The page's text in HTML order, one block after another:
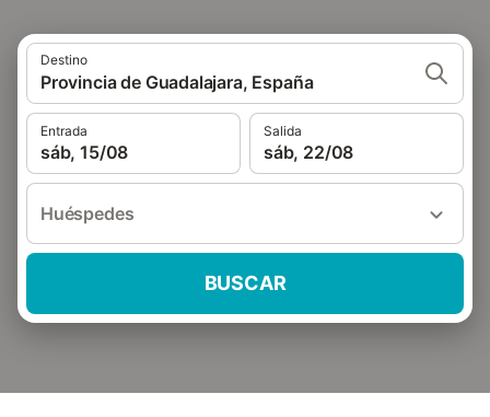
Destino
Provincia de Guadalajara, España
Entrada
sáb, 15/08
Salida
sáb, 22/08
Huéspedes
BUSCAR